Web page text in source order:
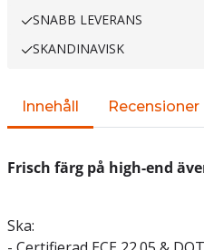
SNABB LEVERANS
SKANDINAVISK
Innehåll Recensioner
Frisch färg på high-end
Ska: